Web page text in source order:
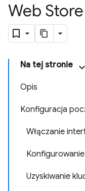
Web
Na tej stronie
Opis
Konfiguracja
Włączanie
Uzyskiwanie